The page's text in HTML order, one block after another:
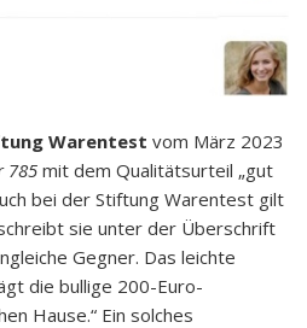
Warentest vom März 2023
785 mit dem Qualitätsurteil „gut
bei der Stiftung Warentest gilt
sie unter der Überschrift
Gegner. Das leichte
die bullige 200-Euro-
Hause.“ Ein solches